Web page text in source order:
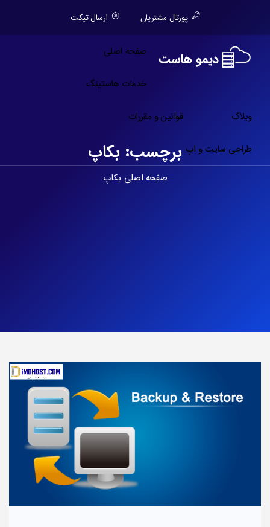
پورتال مشتریان ارسال تیکت
صفحه اصلی
خدمات هاستینگ
وبلاگ قوانین و مقررات
طراحی سایت و اپ برچسب:بکاپ
صفحه اصلی بکاپ